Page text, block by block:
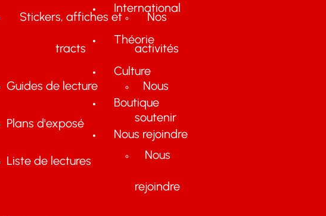
Stickers, affiches et
tracts
Guides de lecture
Plans d'exposé
Liste de lectures
Nos
activités
Nous
soutenir
Nous
rejoindre
International
Théorie
Culture
Boutique
Nous rejoindre